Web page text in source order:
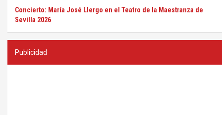
Concierto: María José Llergo en el Teatro de la Maestranza de
Sevilla 2026
Publicidad